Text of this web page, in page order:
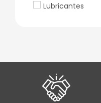
Lubricantes